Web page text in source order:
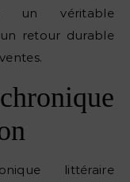
un véritable
retour durable
littéraire